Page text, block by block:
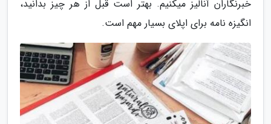
خبرنگاران آنالیز میکنیم. بهتر است قبل از هر چیز بدانید،
انگیزه نامه برای اپلای بسیار مهم است.